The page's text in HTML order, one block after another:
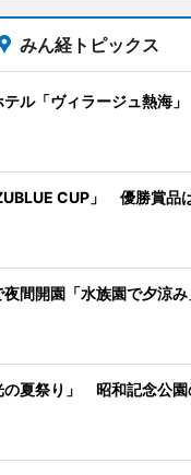
みん経トピックス
テル「ヴィラージュ熱海
CUP」 優勝賞品
夜間開園「水族園で夕涼
の夏祭り」 昭和記念公園